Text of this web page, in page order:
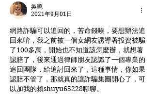
International Law Firm
吳曉
2021年9月01日
網路詐騙可以追回的，苦命錢唉，要想辦法追
回來唷，我之前被一個女網友誘導著投資被騙
了100多萬，開始也不知道該怎麼辦，就想著
認賠了，後來通過律師朋友認識了一個專業的
追回團隊，給追討回來了，這種事情，你如果
認賠不管了，那就真的讓詐騙集團開心了，可
以加我的賴shuyu65228聊聊。